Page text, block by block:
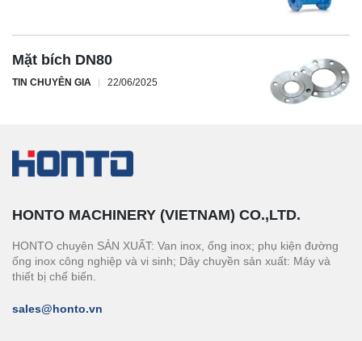
Mặt bích DN80
TIN CHUYÊN GIA 22/06/2025
HONTO MACHINERY (VIETNAM) CO.,LTD.
HONTO chuyên SẢN XUẤT: Van inox, ống inox; phụ kiện đường
ống inox công nghiệp và vi sinh; Dây chuyền sản xuất: Máy và
thiết bị chế biến.
sales@honto.vn